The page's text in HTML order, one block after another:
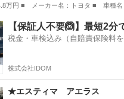
万円 ■ メーカー名：トヨタ ■ 車種
高見ノ里駅 マークX バンパ
【保証人不要🙆】最短2分
税金・車検込み（自賠責保険料
株式会社IDOM
★エスティマ アエラス